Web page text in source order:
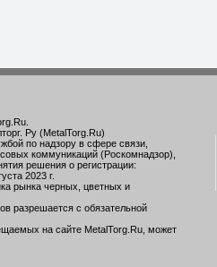
Ру (MetalTorg.Ru)
по надзору в сфере связи,
коммуникаций (Роскомнадзор),
решения о регистрации:
2023 г.
рынка черных, цветных и
разрешается с обязательной
на сайте MetalTorg.Ru, может